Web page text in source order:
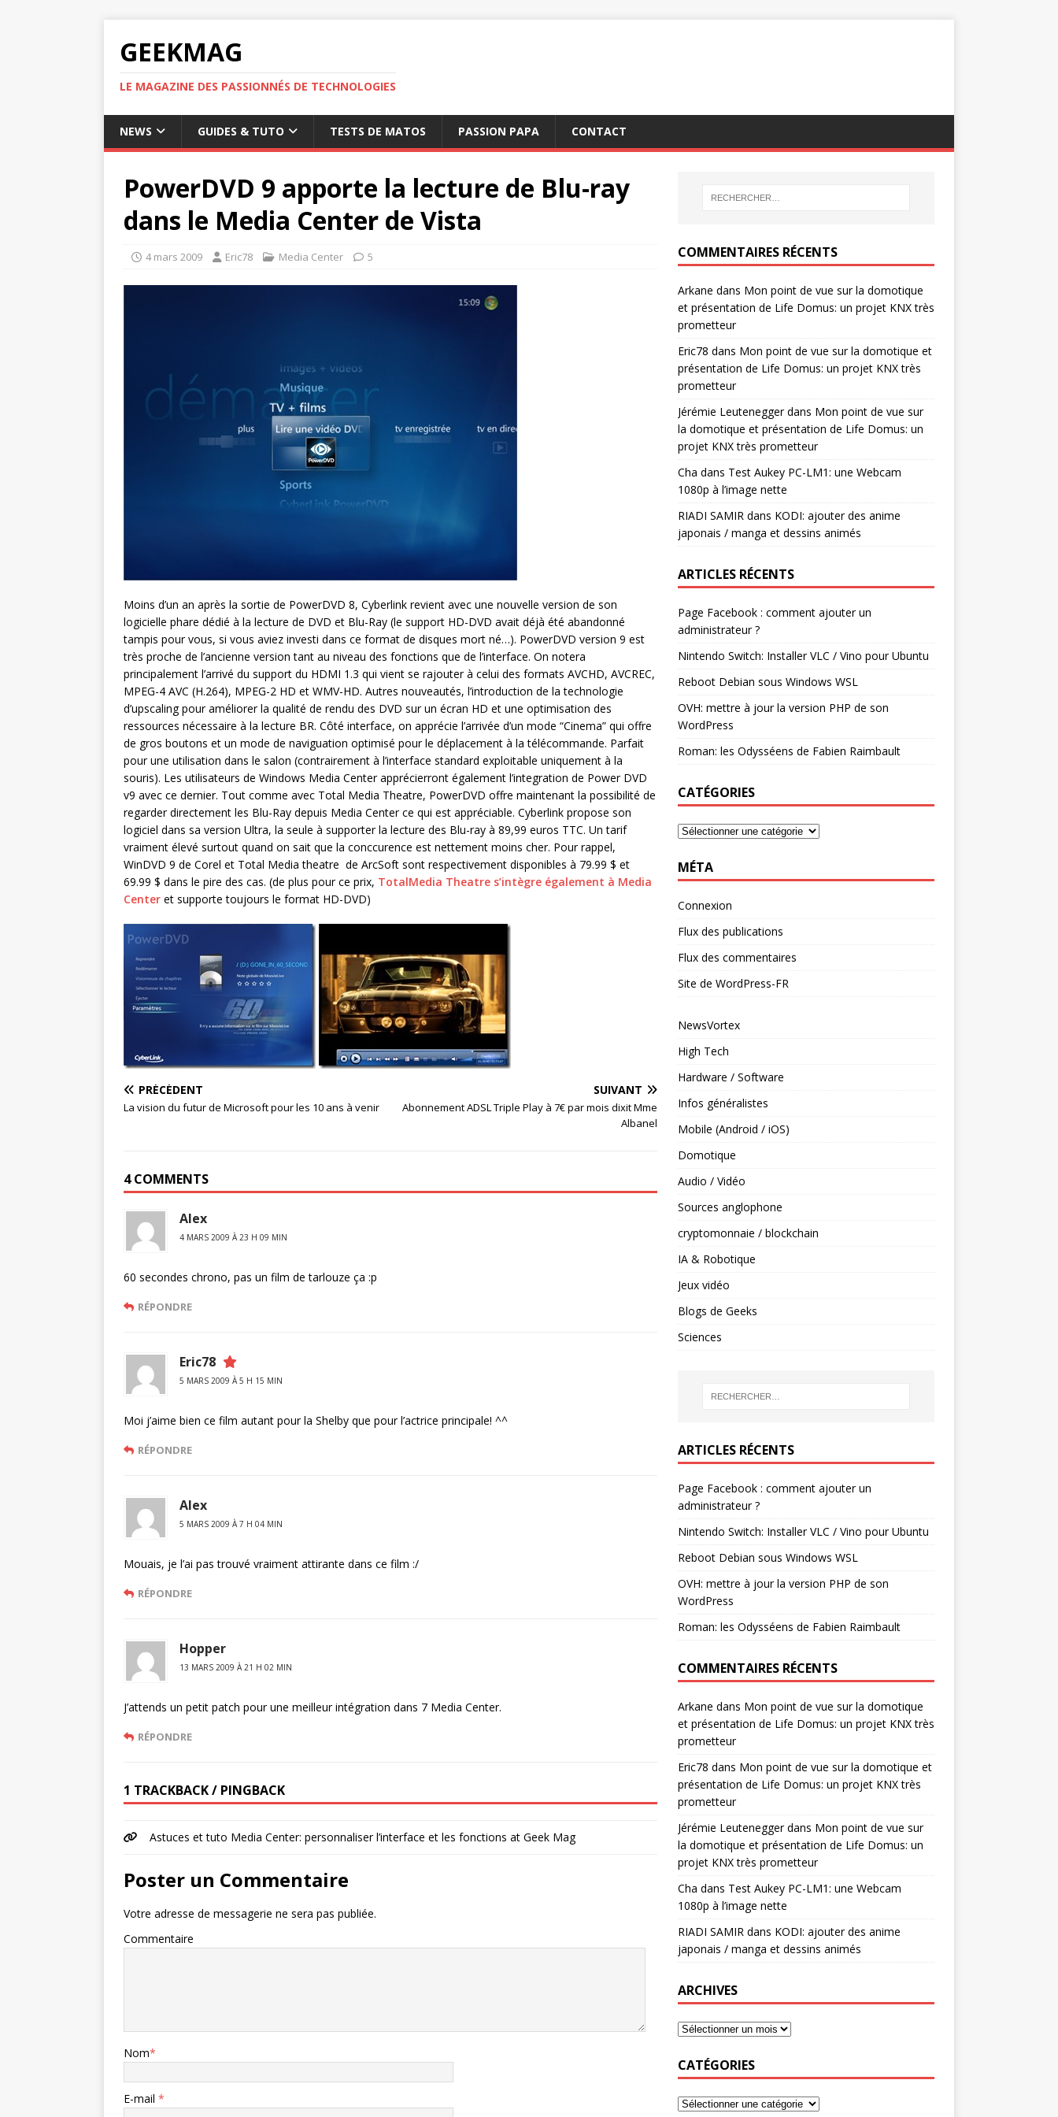
GEEKMAG
LE MAGAZINE DES PASSIONNÉS DE TECHNOLOGIES
NEWS GUIDES & TUTO TESTS DE MATOS PASSION PAPA CONTACT
PowerDVD 9 apporte la lecture de Blu-ray
dans le Media Center de Vista
4 mars 2009 Eric78 Media Center 5
Moins d’un an après la sortie de PowerDVD 8, Cyberlink revient avec une nouvelle version de son
logicielle phare dédié à la lecture de DVD et Blu-Ray (le support HD-DVD avait déjà été abandonné
tampis pour vous, si vous aviez investi dans ce format de disques mort né…). PowerDVD version 9 est
très proche de l’ancienne version tant au niveau des fonctions que de l’interface. On notera
principalement l’arrivé du support du HDMI 1.3 qui vient se rajouter à celui des formats AVCHD, AVCREC,
MPEG-4 AVC (H.264), MPEG-2 HD et WMV-HD. Autres nouveautés, l’introduction de la technologie
d’upscaling pour améliorer la qualité de rendu des DVD sur un écran HD et une optimisation des
ressources nécessaire à la lecture BR. Côté interface, on apprécie l’arrivée d’un mode “Cinema” qui offre
de gros boutons et un mode de naviguation optimisé pour le déplacement à la télécommande. Parfait
pour une utilisation dans le salon (contrairement à l’interface standard exploitable uniquement à la
souris). Les utilisateurs de Windows Media Center apprécierront également l’integration de Power DVD
v9 avec ce dernier. Tout comme avec Total Media Theatre, PowerDVD offre maintenant la possibilité de
regarder directement les Blu-Ray depuis Media Center ce qui est appréciable. Cyberlink propose son
logiciel dans sa version Ultra, la seule à supporter la lecture des Blu-ray à 89,99 euros TTC. Un tarif
vraiment élevé surtout quand on sait que la conccurence est nettement moins cher. Pour rappel,
WinDVD 9 de Corel et Total Media theatre de ArcSoft sont respectivement disponibles à 79.99 $ et
69.99 $ dans le pire des cas. (de plus pour ce prix, TotalMedia Theatre s’intègre également à Media
Center et supporte toujours le format HD-DVD)
PRÉCÉDENT
La vision du futur de Microsoft pour les 10 ans à venir
SUIVANT
Abonnement ADSL Triple Play à 7€ par mois dixit Mme
Albanel
4 COMMENTS
Alex
4 MARS 2009 À 23 H 09 MIN
60 secondes chrono, pas un film de tarlouze ça :p
RÉPONDRE
Eric78
5 MARS 2009 À 5 H 15 MIN
Moi j’aime bien ce film autant pour la Shelby que pour l’actrice principale! ^^
RÉPONDRE
Alex
5 MARS 2009 À 7 H 04 MIN
Mouais, je l’ai pas trouvé vraiment attirante dans ce film :/
RÉPONDRE
Hopper
13 MARS 2009 À 21 H 02 MIN
J’attends un petit patch pour une meilleur intégration dans 7 Media Center.
RÉPONDRE
1 TRACKBACK / PINGBACK
Astuces et tuto Media Center: personnaliser l’interface et les fonctions at Geek Mag
Poster un Commentaire
Votre adresse de messagerie ne sera pas publiée.
Commentaire
Nom*
E-mail *
COMMENTAIRES RÉCENTS
Arkane dans Mon point de vue sur la domotique
et présentation de Life Domus: un projet KNX très
prometteur
Eric78 dans Mon point de vue sur la domotique et
présentation de Life Domus: un projet KNX très
prometteur
Jérémie Leuteneggerdans Mon point de vue sur
la domotique et présentation de Life Domus: un
projet KNX très prometteur
Cha dans Test Aukey PC-LM1: une Webcam
1080p à l’image nette
RIADI SAMIR dans KODI: ajouter des anime
japonais / manga et dessins animés
ARTICLES RÉCENTS
Page Facebook : comment ajouter un
administrateur ?
Nintendo Switch: Installer VLC / Vino pour Ubuntu
Reboot Debian sous Windows WSL
OVH: mettre à jour la version PHP de son
WordPress
Roman: les Odysséens de Fabien Raimbault
CATÉGORIES
MÉTA
Connexion
Flux des publications
Flux des commentaires
Site de WordPress-FR
NewsVortex
High Tech
Hardware / Software
Infos généralistes
Mobile (Android / iOS)
Domotique
Audio / Vidéo
Sources anglophone
cryptomonnaie / blockchain
IA & Robotique
Jeux vidéo
Blogs de Geeks
Sciences
ARTICLES RÉCENTS
Page Facebook : comment ajouter un
administrateur ?
Nintendo Switch: Installer VLC / Vino pour Ubuntu
Reboot Debian sous Windows WSL
OVH: mettre à jour la version PHP de son
WordPress
Roman: les Odysséens de Fabien Raimbault
COMMENTAIRES RÉCENTS
Arkane dans Mon point de vue sur la domotique
et présentation de Life Domus: un projet KNX très
prometteur
Eric78 dans Mon point de vue sur la domotique et
présentation de Life Domus: un projet KNX très
prometteur
Jérémie Leuteneggerdans Mon point de vue sur
la domotique et présentation de Life Domus: un
projet KNX très prometteur
Cha dans Test Aukey PC-LM1: une Webcam
1080p à l’image nette
RIADI SAMIRdans KODI: ajouter des anime
japonais / manga et dessins animés
ARCHIVES
CATÉGORIES